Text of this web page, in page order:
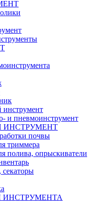
инструмент
и пневмоинструмент
ИНСТРУМЕНТ
почвы
триммера
полива, опрыскиватели